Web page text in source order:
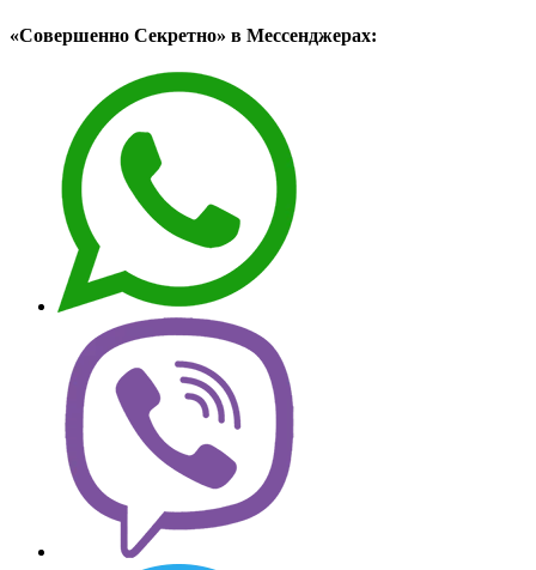
«Совершенно Секретно» в Мессенджерах: